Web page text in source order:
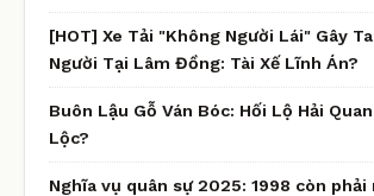
[HOT] Xe Tải "Không Người Lái" Gây
Người Tại Lâm Đồng: Tài Xế Lĩnh Án?
Buôn Lậu Gỗ Ván Bóc: Hối Lộ Hải
Lộc?
Nghĩa vụ quân sự 2025: 1998 còn phải